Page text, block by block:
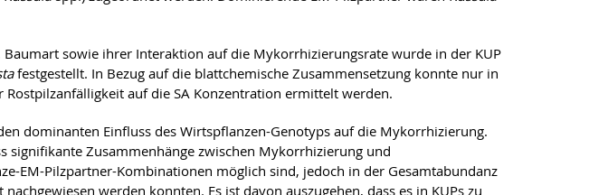
Baumart sowie ihrer Interaktion auf die Mykorrhizierungsrate wurde in der KUP
festgestellt. In Bezug auf die blattchemische Zusammensetzung konnte nur in
auf die SA Konzentration ermittelt werden.
dominanten Einfluss des Wirtspflanzen-Genotyps auf die Mykorrhizierung.
signifikante Zusammenhänge zwischen Mykorrhizierung und
EM-Pilzpartner-Kombinationen möglich sind, jedoch in der Gesamtabundanz
werden konnten. Es ist davon auszugehen, dass es in KUPs zu